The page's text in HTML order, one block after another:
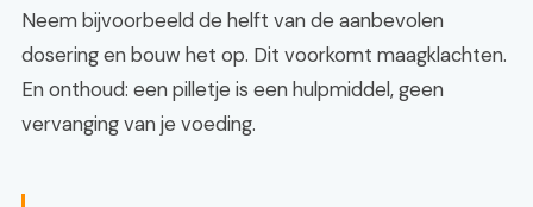
Neem bijvoorbeeld de helft van de aanbevolen
dosering en bouw het op. Dit voorkomt maagklachten.
En onthoud: een pilletje is een hulpmiddel, geen
vervanging van je voeding.